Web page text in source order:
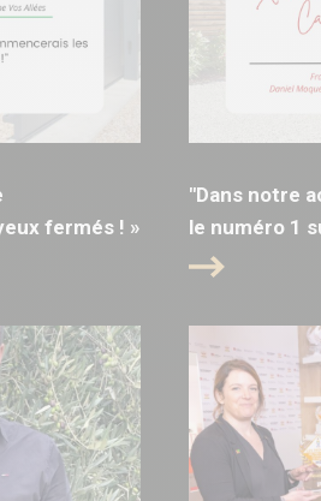
fermés ! »
"Dans notre
le numéro 1